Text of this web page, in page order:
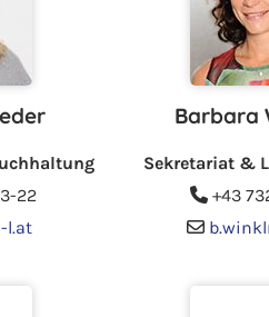
-22
l.at
Barbara
Sekretariat &
 +43
